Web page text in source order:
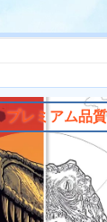
プレミアム品